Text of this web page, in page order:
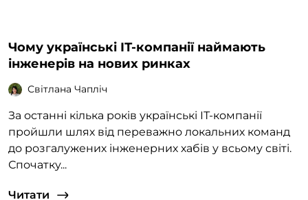
Чому українські ІТ-компанії наймають
інженерів на нових ринках
Світлана Чапліч
За останні кілька років українські ІТ-компанії
пройшли шлях від переважно локальних команд
до розгалужених інженерних хабів у всьому світі.
Спочатку...
Читати